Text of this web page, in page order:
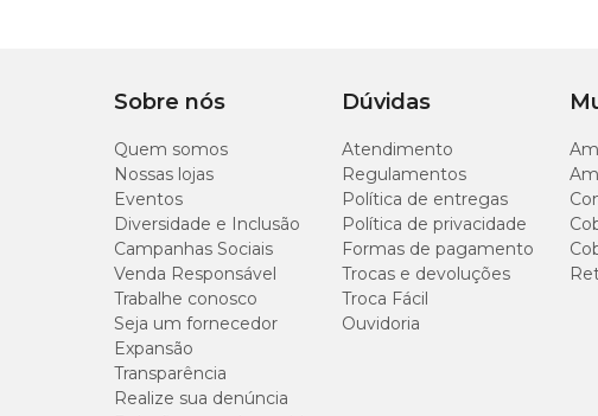
Tipo da guia Curta
Indicação Perfeita para cães de todos
Composição
Fita 100% poliéster, mosquetão metálico em zamac com base
Onde comprar a Guia Toh Azul Marinho?
Você encontra a
nossaslojas físicas
Sobre nós
Quem somos
Nossas lojas
Eventos
Diversidade e Inclusão
Campanhas Sociais
Venda Responsável
Trabalhe conosco
Seja um fornecedor
Expansão
Transparência
Realize sua denúncia
Dúvidas
Atendimento
Regulamentos
Política de entregas
Política de privacidade
Formas de pagamento
Trocas e devoluções
Troca Fácil
Ouvidoria